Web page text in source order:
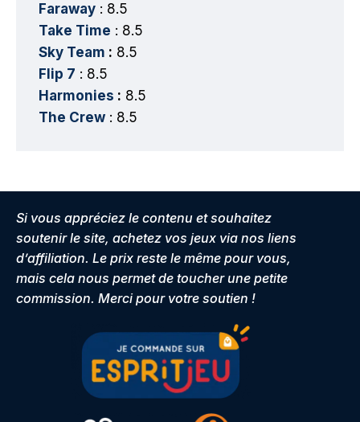
Faraway : 8.5
Take Time : 8.5
Sky Team : 8.5
Flip 7 : 8.5
Harmonies : 8.5
The Crew : 8.5
Si vous appréciez le contenu et souhaitez
soutenir le site, achetez vos jeux via nos liens
d’affiliation. Le prix reste le même pour vous,
mais cela nous permet de toucher une petite
commission. Merci pour votre soutien !